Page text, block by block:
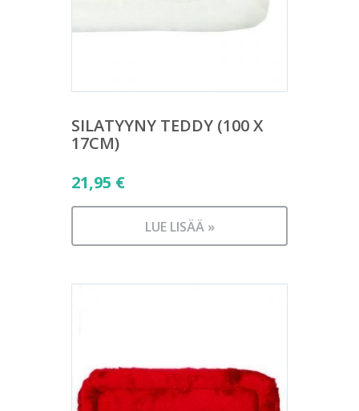
SILATYYNY TEDDY (100 X
17CM)
21,95 €
LUE LISÄÄ »